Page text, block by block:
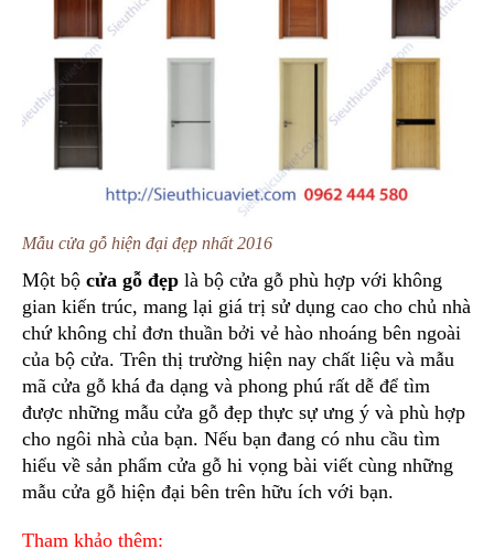
Mẫu cửa gỗ hiện đại đẹp nhất 2016
Một bộ cửa gỗ đẹp là bộ cửa gỗ phù hợp với không
gian kiến trúc, mang lại giá trị sử dụng cao cho chủ nhà
chứ không chỉ đơn thuần bởi vẻ hào nhoáng bên ngoài
của bộ cửa. Trên thị trường hiện nay chất liệu và mẫu
mã cửa gỗ khá đa dạng và phong phú rất dễ để tìm
được những mẫu cửa gỗ đẹp thực sự ưng ý và phù hợp
cho ngôi nhà của bạn. Nếu bạn đang có nhu cầu tìm
hiểu về sản phẩm cửa gỗ hi vọng bài viết cùng những
mẫu cửa gỗ hiện đại bên trên hữu ích với bạn.
Tham khảo thêm: